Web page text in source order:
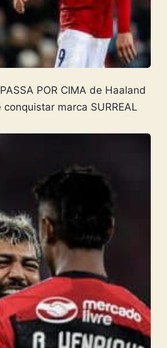
POR CIMA de Haaland
marca SURREAL